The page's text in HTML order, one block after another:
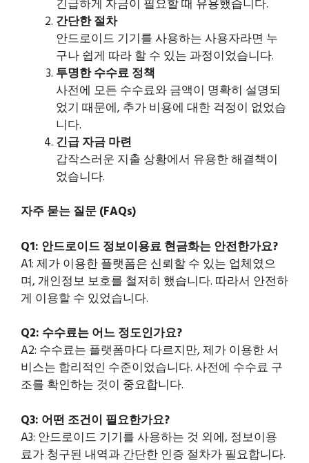
간단한 절차
안드로이드 기기를 사용하는 사용자라면 누
구나 쉽게 따라 할 수 있는 과정이었습니다.
투명한 수수료 정책
사전에 모든 수수료와 금액이 명확히 설명되
었기 때문에, 추가 비용에 대한 걱정이 없었습
니다.
긴급 자금 마련
갑작스러운 지출 상황에서 유용한 해결책이
었습니다.
자주 묻는 질문 (FAQs)
Q1: 안드로이드 정보이용료 현금화는 안전한가요?
A1: 제가 이용한 플랫폼은 신뢰할 수 있는 업체였으
며, 개인정보 보호를 철저히 했습니다. 따라서 안전하
게 이용할 수 있었습니다.
Q2: 수수료는 어느 정도인가요?
A2: 수수료는 플랫폼마다 다르지만, 제가 이용한 서
비스는 합리적인 수준이었습니다. 사전에 수수료 구
조를 확인하는 것이 중요합니다.
Q3: 어떤 조건이 필요한가요?
A3: 안드로이드 기기를 사용하는 것 외에, 정보이용
료가 청구된 내역과 간단한 인증 절차가 필요합니다.